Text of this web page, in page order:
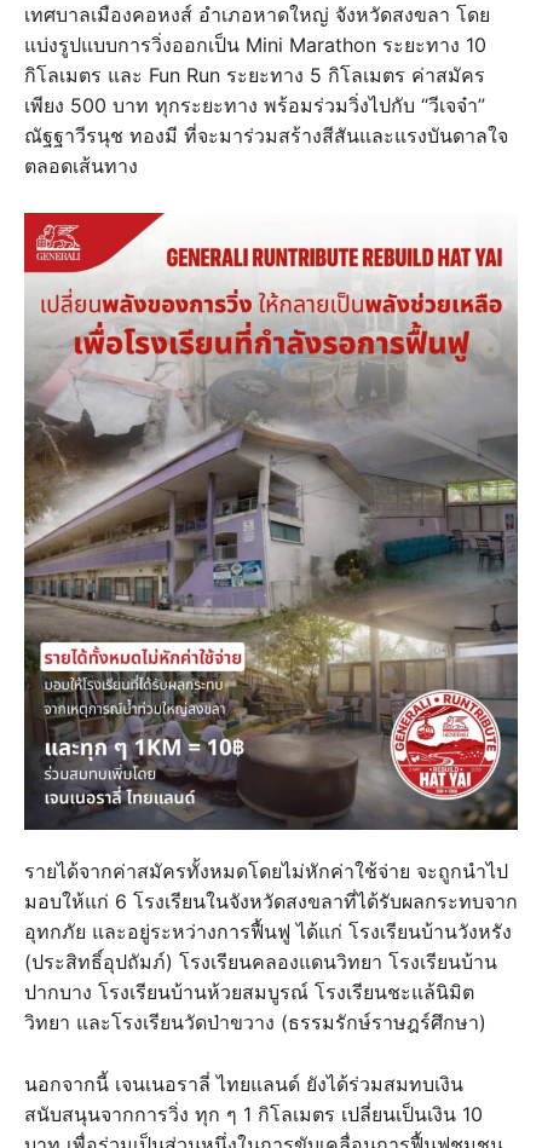
เทศบาลเมืองคอหงส์ อำเภอหาดใหญ่ จังหวัดสงขลา โดย
แบ่งรูปแบบการวิ่งออกเป็น Mini Marathon ระยะทาง 10
กิโลเมตร และ Fun Run ระยะทาง 5 กิโลเมตร ค่าสมัคร
เพียง 500 บาท ทุกระยะทาง พร้อมร่วมวิ่งไปกับ “วีเจจ๋า”
ณัฐฐาวีรนุช ทองมี ที่จะมาร่วมสร้างสีสันและแรงบันดาลใจ
ตลอดเส้นทาง
รายได้จากค่าสมัครทั้งหมดโดยไม่หักค่าใช้จ่าย จะถูกนำไป
มอบให้แก่ 6 โรงเรียนในจังหวัดสงขลาที่ได้รับผลกระทบจาก
อุทกภัย และอยู่ระหว่างการฟื้นฟู ได้แก่ โรงเรียนบ้านวังหรัง
(ประสิทธิ์อุปถัมภ์) โรงเรียนคลองแดนวิทยา โรงเรียนบ้าน
ปากบาง โรงเรียนบ้านห้วยสมบูรณ์ โรงเรียนชะแล้นิมิต
วิทยา และโรงเรียนวัดป่าขวาง (ธรรมรักษ์ราษฎร์ศึกษา)
นอกจากนี้ เจนเนอราลี่ ไทยแลนด์ ยังได้ร่วมสมทบเงิน
สนับสนุนจากการวิ่ง ทุก ๆ 1 กิโลเมตร เปลี่ยนเป็นเงิน 10